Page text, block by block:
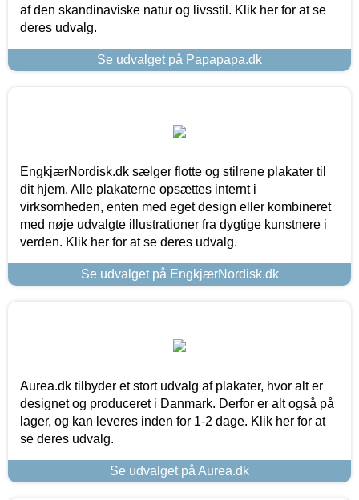
af den skandinaviske natur og livsstil. Klik her for at se
deres udvalg.
Se udvalget på Papapapa.dk
EngkjærNordisk.dk sælger flotte og stilrene plakater til
dit hjem. Alle plakaterne opsættes internt i
virksomheden, enten med eget design eller kombineret
med nøje udvalgte illustrationer fra dygtige kunstnere i
verden. Klik her for at se deres udvalg.
Se udvalget på EngkjærNordisk.dk
Aurea.dk tilbyder et stort udvalg af plakater, hvor alt er
designet og produceret i Danmark. Derfor er alt også på
lager, og kan leveres inden for 1-2 dage. Klik her for at
se deres udvalg.
Se udvalget på Aurea.dk